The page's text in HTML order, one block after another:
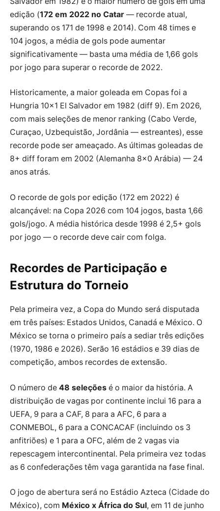
edição (172 em 2022 no Catar — recorde atual,
superando os 171 de 1998 e 2014). Com 48 times e
104 jogos, a média de gols pode aumentar
significativamente — basta uma média de 1,66 gols
por jogo para superar o recorde de 2022.
Historicamente, a maior goleada em Copas foi a
Hungria 10×1 El Salvador em 1982 (diff 9). Em 2026,
com mais seleções de menor ranking (Cabo Verde,
Curaçao, Uzbequistão, Jordânia — estreantes), esse
recorde pode ser ameaçado. As últimas goleadas de
8+ diff foram em 2002 (Alemanha 8×0 Arábia) — 24
anos atrás.
O recorde de gols por edição (172 em 2022) é
alcançável: na Copa 2026 com 104 jogos, basta 1,66
gols/jogo. A média histórica desde 1998 é 2,5+ gols
por jogo — o recorde deve cair com folga.
Recordes de Participação e
Estrutura do Torneio
Pela primeira vez, a Copa do Mundo será disputada
em três países: Estados Unidos, Canadá e México. O
México se torna o primeiro país a sediar três edições
(1970, 1986 e 2026). Serão 16 estádios e 39 dias de
competição, ambos recordes de extensão.
O número de 48 seleções é o maior da história. A
distribuição de vagas por continente inclui 16 para a
UEFA, 9 para a CAF, 8 para a AFC, 6 para a
CONMEBOL, 6 para a CONCACAF (incluindo os 3
anfitriões) e 1 para a OFC, além de 2 vagas via
repescagem intercontinental. Pela primeira vez todas
as 6 confederações têm vaga garantida na fase final.
O jogo de abertura será no Estádio Azteca (Cidade do
México), com México x África do Sul, em 11 de junho